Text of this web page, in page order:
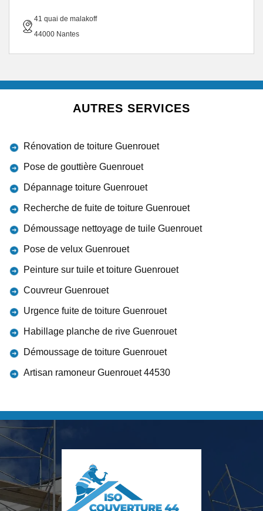
41 quai de malakoff
44000 Nantes
AUTRES SERVICES
Rénovation de toiture Guenrouet
Pose de gouttière Guenrouet
Dépannage toiture Guenrouet
Recherche de fuite de toiture Guenrouet
Démoussage nettoyage de tuile Guenrouet
Pose de velux Guenrouet
Peinture sur tuile et toiture Guenrouet
Couvreur Guenrouet
Urgence fuite de toiture Guenrouet
Habillage planche de rive Guenrouet
Démoussage de toiture Guenrouet
Artisan ramoneur Guenrouet 44530